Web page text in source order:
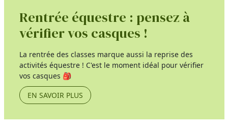
Rentrée équestre : pensez à
vérifier vos casques !
La rentrée des classes marque aussi la reprise des
activités équestre ! C'est le moment idéal pour vérifier
vos casques 🎒
EN SAVOIR PLUS